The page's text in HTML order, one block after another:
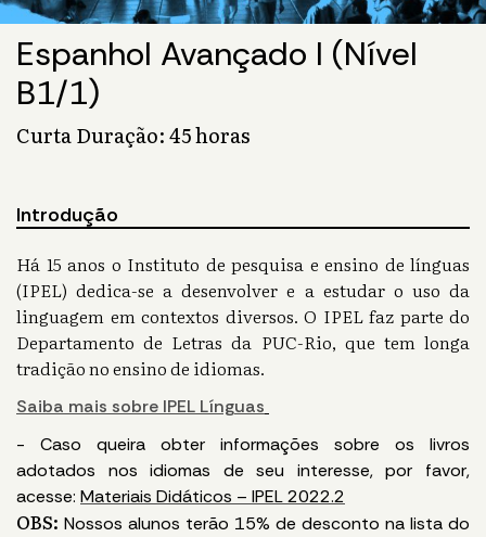
Espanhol Avançado I (Nível
B1/1)
Curta Duração: 45 horas
Introdução
Há 15 anos o Instituto de pesquisa e ensino de línguas
(IPEL) dedica-se a desenvolver e a estudar o uso da
linguagem em contextos diversos. O IPEL faz parte do
Departamento de Letras da PUC-Rio, que tem longa
tradição no ensino de idiomas.
Saiba mais sobre IPEL Línguas
- Caso queira obter informações sobre os livros
adotados nos idiomas de seu interesse, por favor,
acesse: Materiais Didáticos – IPEL 2022.2
OBS: Nossos alunos terão 15% de desconto na lista do